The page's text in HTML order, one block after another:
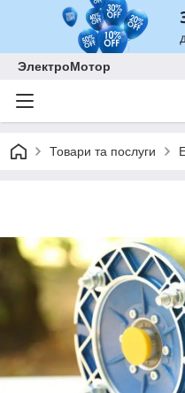
ЭлектроМотор
Товари та послуги